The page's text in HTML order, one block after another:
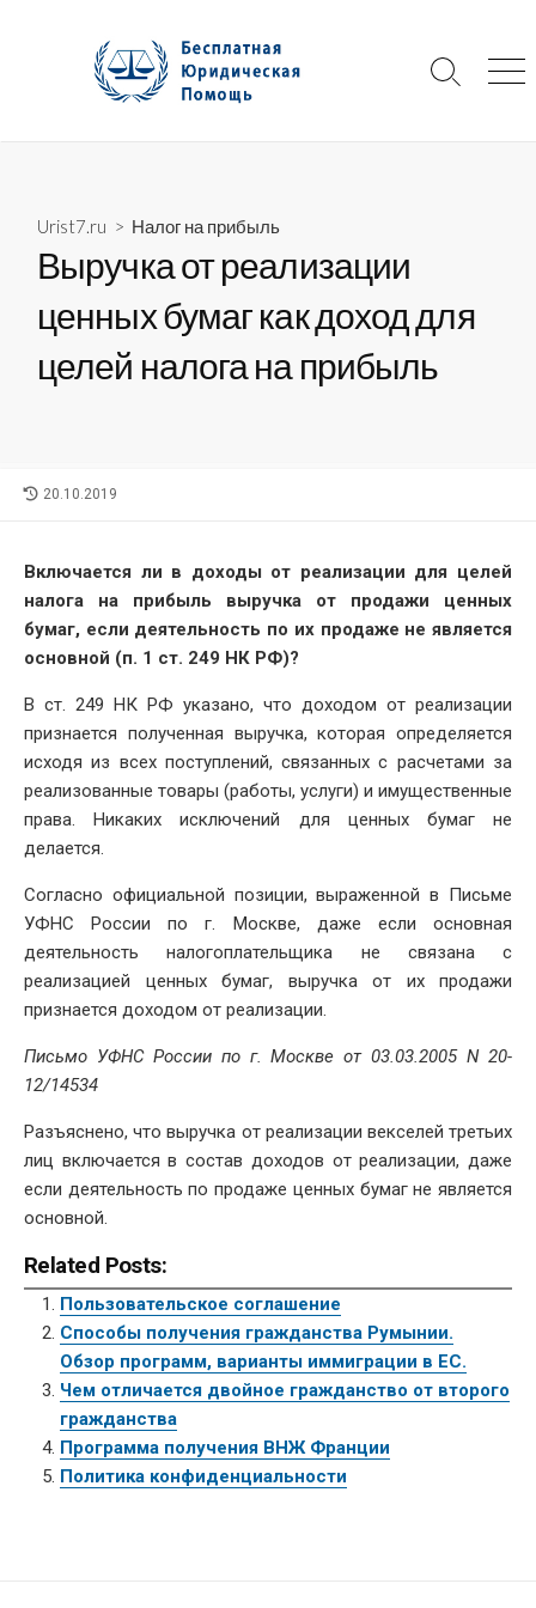
Search
Urist7.ru > Налог на прибыль
Выручка от реализации
ценных бумаг как доход для
целей налога на прибыль
LAST
20.10.2019
Включается ли в доходы от реализации для целей
налога на прибыль выручка от продажи ценных
бумаг, если деятельность по их продаже не является
основной (п. 1 ст. 249 НК РФ)?
В ст. 249 НК РФ указано, что доходом от реализации
признается полученная выручка, которая определяется
исходя из всех поступлений, связанных с расчетами за
реализованные товары (работы, услуги) и имущественные
права. Никаких исключений для ценных бумаг не
делается.
Согласно официальной позиции, выраженной в Письме
УФНС России по г. Москве, даже если основная
деятельность налогоплательщика не связана с
реализацией ценных бумаг, выручка от их продажи
признается доходом от реализации.
Письмо УФНС России по г. Москве от 03.03.2005 N 20-
12/14534
Разъяснено, что выручка от реализации векселей третьих
лиц включается в состав доходов от реализации, даже
если деятельность по продаже ценных бумаг не является
основной.
Related Posts:
Пользовательское соглашение
Способы получения гражданства Румынии.
Обзор программ, варианты иммиграции в ЕС.
Чем отличается двойное гражданство от второго
гражданства
Программа получения ВНЖ Франции
Политика конфиденциальности